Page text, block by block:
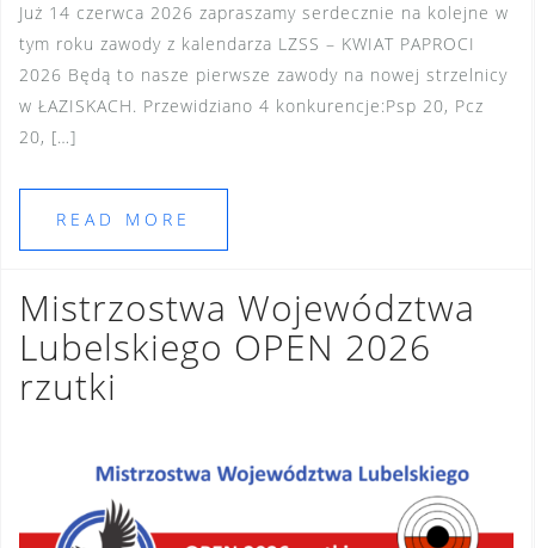
Już 14 czerwca 2026 zapraszamy serdecznie na kolejne w
tym roku zawody z kalendarza LZSS – KWIAT PAPROCI
2026 Będą to nasze pierwsze zawody na nowej strzelnicy
w ŁAZISKACH. Przewidziano 4 konkurencje:Psp 20, Pcz
20, […]
READ MORE
Mistrzostwa Województwa
Lubelskiego OPEN 2026
rzutki